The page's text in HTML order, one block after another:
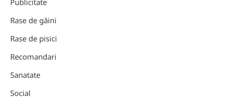
Publicitate
Rase de găini
Rase de pisici
Recomandari
Sanatate
Social